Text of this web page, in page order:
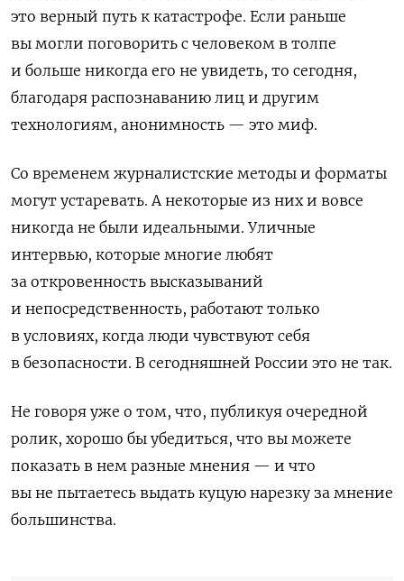
это верный путь к катастрофе. Если раньше
вы могли поговорить с человеком в толпе
и больше никогда его не увидеть, то сегодня,
благодаря распознаванию лиц и другим
технологиям, анонимность — это миф.
Со временем журналистские методы и форматы
могут устаревать. А некоторые из них и вовсе
никогда не были идеальными. Уличные
интервью, которые многие любят
за откровенность высказываний
и непосредственность, работают только
в условиях, когда люди чувствуют себя
в безопасности. В сегодняшней России это не так.
Не говоря уже о том, что, публикуя очередной
ролик, хорошо бы убедиться, что вы можете
показать в нем разные мнения — и что
вы не пытаетесь выдать куцую нарезку за мнение
большинства.